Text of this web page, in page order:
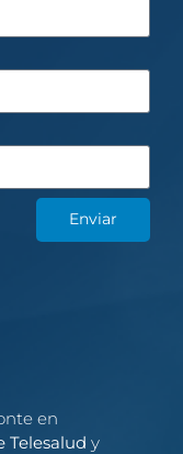
Enviar
en
Telesalud y